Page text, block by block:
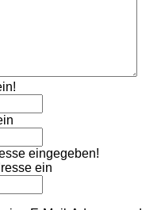
eingegeben!
ein